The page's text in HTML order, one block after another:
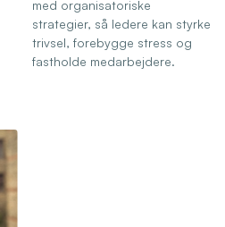
med organisatoriske
strategier, så ledere kan styrke
trivsel, forebygge stress og
fastholde medarbejdere.